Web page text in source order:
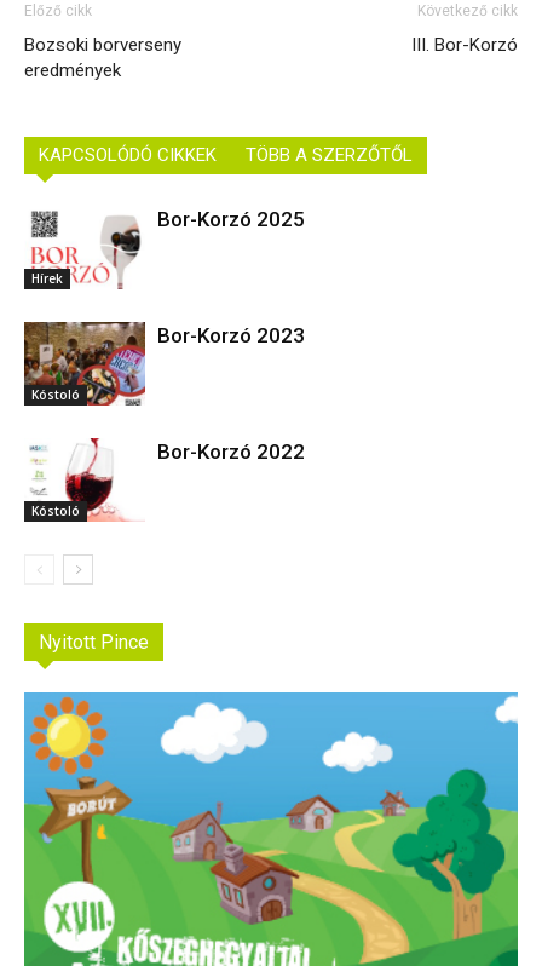
Előző cikk
Bozsoki borverseny
eredmények
Következő cikk
III. Bor-Korzó
KAPCSOLÓDÓ CIKKEK TÖBB A SZERZŐTŐL
Hírek
Bor-Korzó 2025
Kóstoló
Bor-Korzó 2023
Kóstoló
Bor-Korzó 2022
Nyitott Pince